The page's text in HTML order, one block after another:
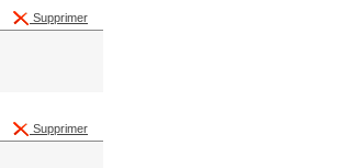
Supprimer
Supprimer